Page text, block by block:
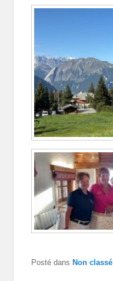
Posté dans Non classé